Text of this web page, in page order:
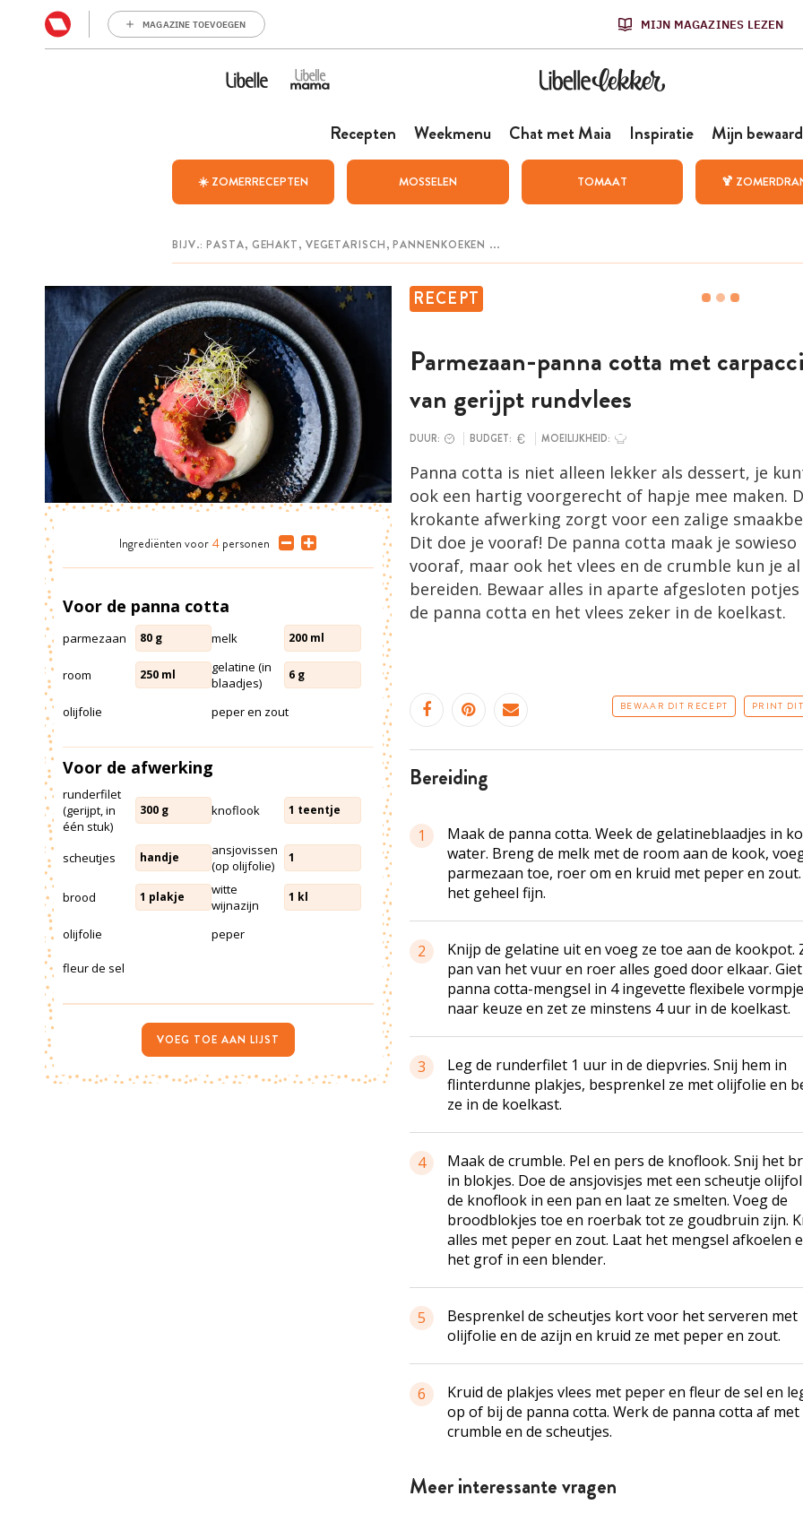
MAGAZINE TOEVOEGEN MIJN MAGAZINES LEZEN
Recepten Weekmenu Chat met Maia Inspiratie Mijn
☀️ ZOMERRECEPTEN MOSSELEN TOMAAT 🍹
RECEPT
Parmezaan-panna cotta met
van gerijpt rundvlees
DUUR: BUDGET: MOEILIJKHEID:
Panna cotta is niet alleen lekker als dessert, je
ook een hartig voorgerecht of hapje mee maken.
krokante afwerking zorgt voor een zalige
Dit doe je vooraf! De panna cotta maak je sowieso
vooraf, maar ook het vlees en de crumble kun je al
bereiden. Bewaar alles in aparte afgesloten
de panna cotta en het vlees zeker in de koelkast.
BEWAAR DIT RECEPT PRINT
bereiding
1
Maak de panna cotta. Week de gelatineblaadjes in
water. Breng de melk met de room aan de kook,
parmezaan toe, roer om en kruid met peper en
het geheel fijn.
2
Knijp de gelatine uit en voeg ze toe aan de kookpot.
pan van het vuur en roer alles goed door elkaar.
panna cotta-mengsel in 4 ingevette flexibele
naar keuze en zet ze minstens 4 uur in de koelkast.
3
Leg de runderfilet 1 uur in de diepvries. Snij hem in
flinterdunne plakjes, besprenkel ze met olijfolie en
ze in de koelkast.
4
Maak de crumble. Pel en pers de knoflook. Snij het
in blokjes. Doe de ansjovisjes met een scheutje
de knoflook in een pan en laat ze smelten. Voeg de
broodblokjes toe en roerbak tot ze goudbruin zijn.
alles met peper en zout. Laat het mengsel afkoelen
het grof in een blender.
5
Besprenkel de scheutjes kort voor het serveren met
olijfolie en de azijn en kruid ze met peper en zout.
6
Kruid de plakjes vlees met peper en fleur de sel en
op of bij de panna cotta. Werk de panna cotta af met
crumble en de scheutjes.
Meer interessante vragen
Ingrediënten voor 4 personen
Voor de panna cotta
parmezaan 80 g melk 200 ml
room 250 ml
gelatine (in
blaadjes)
6 g
olijfolie peper en zout
Voor de afwerking
runderfilet
(gerijpt, in
één stuk)
300 g knoflook 1 teentje
scheutjes handje
ansjovissen
(op olijfolie)
1
brood 1 plakje
witte
wijnazijn
1 kl
olijfolie peper
fleur de sel
VOEG TOE AAN LIJST